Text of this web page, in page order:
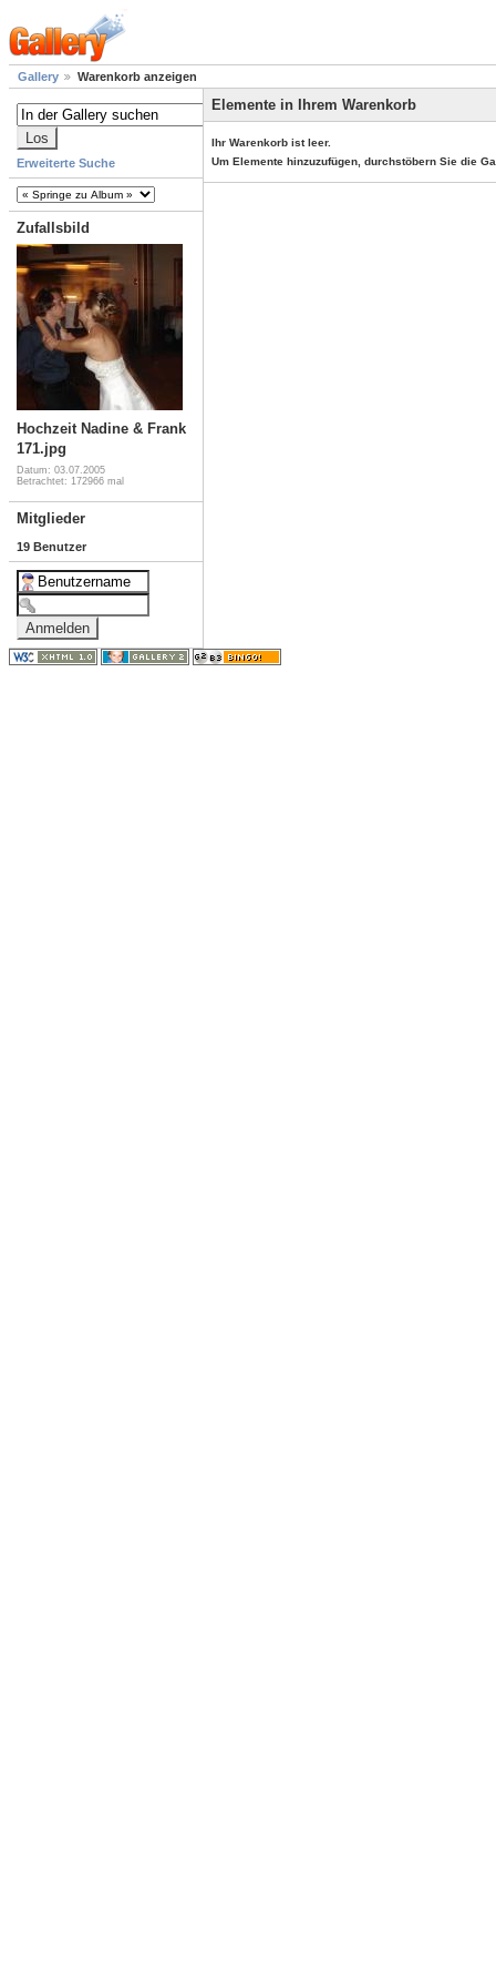
Gallery Warenkorb anzeigen
Erweiterte Suche
Zufallsbild
Hochzeit Nadine & Frank
171.jpg
Datum: 03.07.2005
Betrachtet: 172966 mal
Mitglieder
19 Benutzer
Elemente in Ihrem Warenkorb
Ihr Warenkorb ist leer.
Um Elemente hinzuzufügen, durchstöbern Sie die